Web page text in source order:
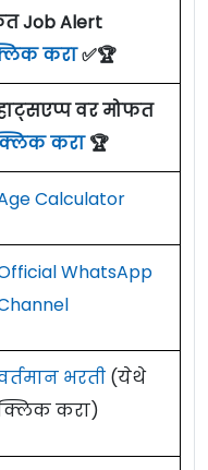
Job Alert
करा✅🏆
वर मोफत
करा🏆
Calculator
WhatsApp
भरती (येथे
करा)